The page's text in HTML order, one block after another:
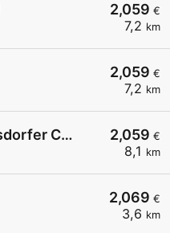
2,059 €
7,2 km
2,059 €
7,2 km
2,059 €
8,1 km
HEM Schönefeld, Waltersdorfer Chaussee
2,069 €
3,6 km